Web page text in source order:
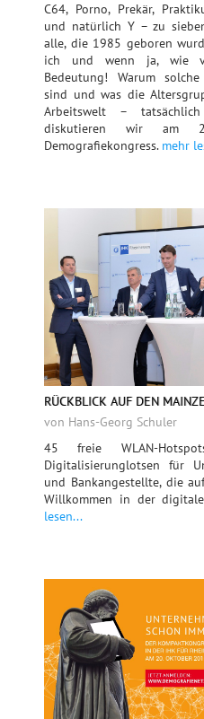
C64, Porno, Prekär,
und natürlich Y – zu
alle, die 1985 geboren
ich und wenn ja, wie
Bedeutung! Warum
sind und was die
Arbeitswelt –
diskutieren wir am
Demografiekongress. mehr
RÜCKBLICK AUF DEN
von Hans-Georg Schuler
45 freie WLAN-
Digitalisierunglotsen für
und Bankangestellte, die
Willkommen in der
lesen...